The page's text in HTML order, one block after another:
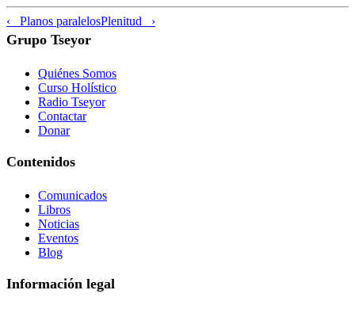
‹ Planos paralelosPlenitud ›
Grupo Tseyor
Quiénes Somos
Curso Holístico
Radio Tseyor
Contactar
Donar
Contenidos
Comunicados
Libros
Noticias
Eventos
Blog
Información legal